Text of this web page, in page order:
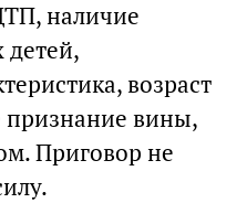
наличие
детей,
возраст
признание вины,
Приговор не